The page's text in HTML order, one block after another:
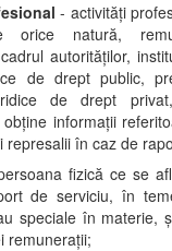
- activităţi
orice natură,
autorităţilor,
de drept public,
de drept
informaţii
represalii în caz de
fizică ce se
de serviciu, în
speciale în materie,
remuneraţii;